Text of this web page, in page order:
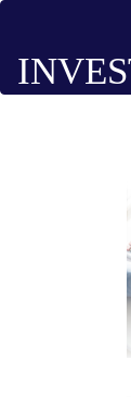
Contenido
principal